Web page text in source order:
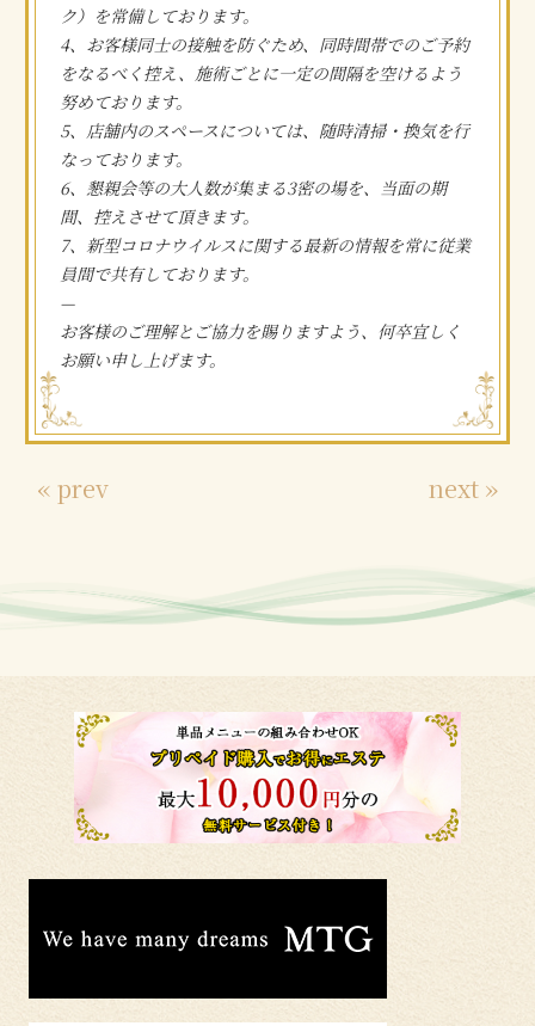
ク）を常備しております。
4、お客様同士の接触を防ぐため、同時間帯でのご予約
をなるべく控え、施術ごとに一定の間隔を空けるよう
努めております。
5、店舗内のスペースについては、随時清掃・換気を行
なっております。
6、懇親会等の大人数が集まる3密の場を、当面の期
間、控えさせて頂きます。
7、新型コロナウイルスに関する最新の情報を常に従業
員間で共有しております。
—
お客様のご理解とご協力を賜りますよう、何卒宜しく
お願い申し上げます。
« prev next »